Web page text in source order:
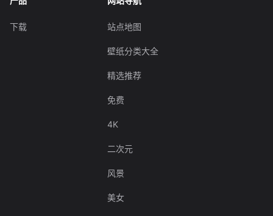
下载 站点地图
壁纸分类大全
精选推荐
免费
4K
二次元
风景
美女